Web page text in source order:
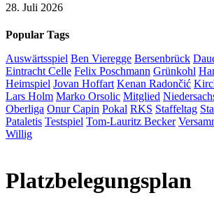
28. Juli 2026
Popular Tags
Auswärtsspiel Ben Vieregge Bersenbrück
Eintracht Celle Felix Poschmann Grünkohl
Heimspiel Jovan Hoffart Kenan Radončić
Lars Holm Marko Orsolic Mitglied
Oberliga Onur Capin Pokal RKS Staffeltag
Pataletis Testspiel Tom-Lauritz Becker
Willig
Platzbelegungsplan